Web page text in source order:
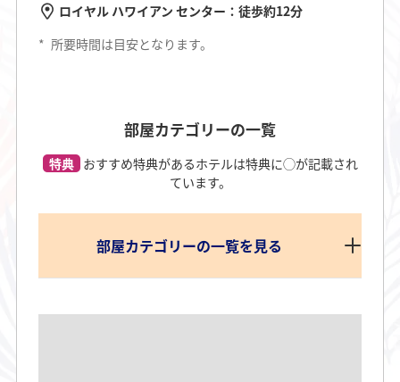
ロイヤル ハワイアン センター：徒歩約12分
* 所要時間は目安となります。
部屋カテゴリーの一覧
特典 おすすめ特典があるホテルは特典に◯が記載され
ています。
部屋カテゴリーの一覧を見る